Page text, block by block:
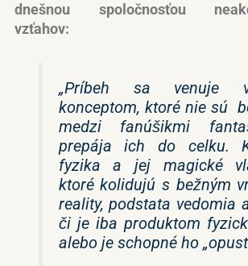
dnešnou spoločnosťou
vzťahov:
„Príbeh sa venuje
konceptom, ktoré nie sú
medzi fanúšikmi
prepája ich do celku.
fyzika a jej magické
ktoré kolidujú s bežným
reality, podstata vedomia
či je iba produktom
alebo je schopné ho